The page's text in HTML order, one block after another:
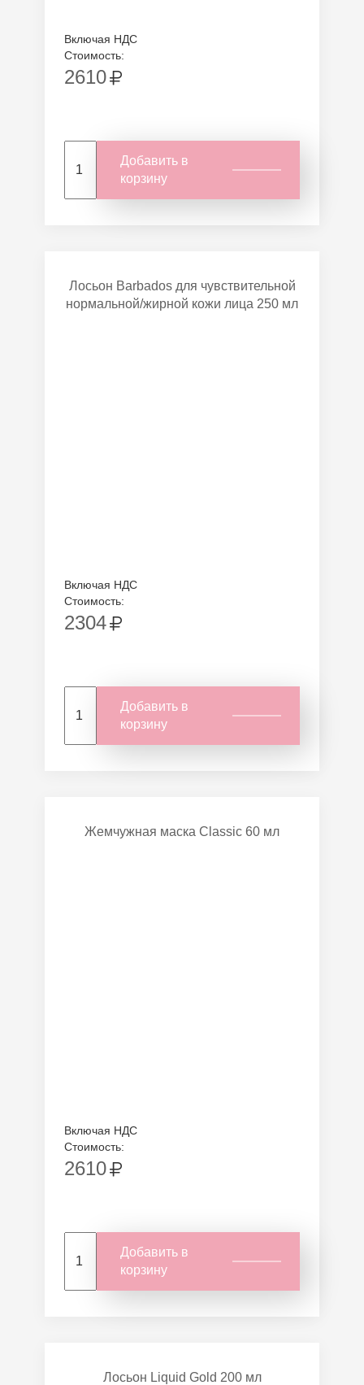
Включая НДС
Стоимость:
2610
Добавить в
корзину
Лосьон Barbados для чувствительной
нормальной/жирной кожи лица 250 мл
Включая НДС
Стоимость:
2304
Добавить в
корзину
Жемчужная маска Classic 60 мл
Включая НДС
Стоимость:
2610
Добавить в
корзину
Лосьон Liquid Gold 200 мл